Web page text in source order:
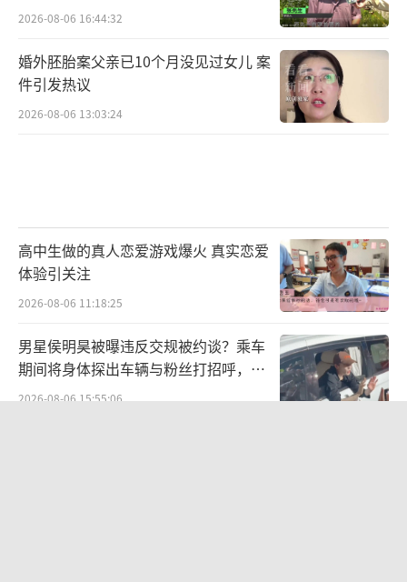
2026-08-06 16:44:32
婚外胚胎案父亲已10个月没见过女儿 案
件引发热议
2026-08-06 13:03:24
高中生做的真人恋爱游戏爆火 真实恋爱
体验引关注
2026-08-06 11:18:25
男星侯明昊被曝违反交规被约谈？乘车
期间将身体探出车辆与粉丝打招呼，当
地交警回应
2026-08-06 15:55:06